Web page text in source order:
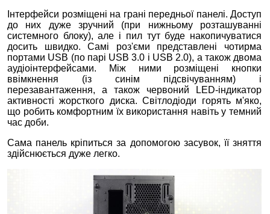
Інтерфейси розміщені на грані передньої панелі. Доступ
до них дуже зручний (при нижньому розташуванні
системного блоку), але і пил тут буде накопичуватися
досить швидко. Самі роз'єми представлені чотирма
портами USB (по парі USB 3.0 і USB 2.0), а також двома
аудіоінтерфейсами. Між ними розміщені кнопки
ввімкнення (із синім підсвічуванням) і
перезавантаження, а також червоний LED-індикатор
активності жорсткого диска. Світлодіоди горять м'яко,
що робить комфортним їх використання навіть у темний
час доби.
Сама панель кріпиться за допомогою засувок, її зняття
здійснюється дуже легко.